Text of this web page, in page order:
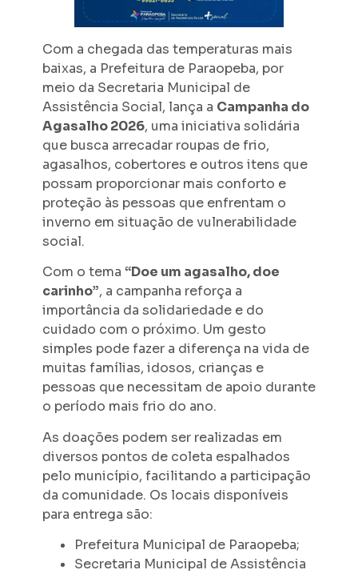
Com a chegada das temperaturas mais
baixas, a Prefeitura de Paraopeba, por
meio da Secretaria Municipal de
Assistência Social, lança a Campanha do
Agasalho 2026, uma iniciativa solidária
que busca arrecadar roupas de frio,
agasalhos, cobertores e outros itens que
possam proporcionar mais conforto e
proteção às pessoas que enfrentam o
inverno em situação de vulnerabilidade
social.
Com o tema “Doe um agasalho, doe
carinho”, a campanha reforça a
importância da solidariedade e do
cuidado com o próximo. Um gesto
simples pode fazer a diferença na vida de
muitas famílias, idosos, crianças e
pessoas que necessitam de apoio durante
o período mais frio do ano.
As doações podem ser realizadas em
diversos pontos de coleta espalhados
pelo município, facilitando a participação
da comunidade. Os locais disponíveis
para entrega são:
Prefeitura Municipal de Paraopeba;
Secretaria Municipal de Assistência